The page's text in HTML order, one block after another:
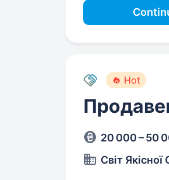
Hot
20 000 – 50
Світ Якісної